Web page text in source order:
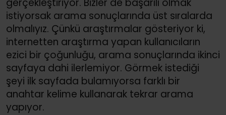
gerçekleştiriyor. Bizler de başarılı olmak
istiyorsak arama sonuçlarında üst sıralarda
olmalıyız. Çünkü araştırmalar gösteriyor ki,
internetten araştırma yapan kullanıcıların
ezici bir çoğunluğu, arama sonuçlarında ikinci
sayfaya dahi ilerlemiyor. Görmek istediği
şeyi ilk sayfada bulamıyorsa farklı bir
anahtar kelime kullanarak tekrar arama
yapıyor.